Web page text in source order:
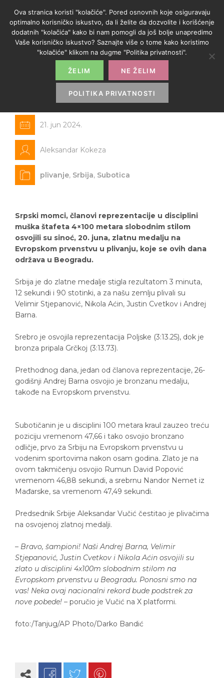
Evropsko zlato i srebro za srpske
21. jun 2024.
Aleksandar Kokeza
plivanje, Srbija, Subotica
Srpski momci, članovi reprezentacije u disciplini
muška štafeta 4×100 metara slobodnim stilom
osvojili su sinoć, 20. juna, zlatnu medalju na
Evropskom prvenstvu u plivanju, koje se ovih dana
održava u Beogradu.
Srbija je do zlatne medalje stigla rezultatom 3 minuta,
12 sekundi i 90 stotinki, a za našu zemlju plivali su
Velimir Stjepanović, Nikola Aćin, Justin Cvetkov i Andrej
Barna.
Srebro je osvojila reprezentacija Poljske (3:13.25), dok je
bronza pripala Grčkoj (3:13.73).
Prethodnog dana, jedan od članova reprezentacije, 26-
godišnji Andrej Barna osvojio je bronzanu medalju,
takođe na Evropskom prvenstvu.
Subotičanin je u disciplini 100 metara kraul zauzeo treću
poziciju vremenom 47,66 i tako osvojio bronzano
odličje, prvo za Srbiju na Evropskom prvenstvu u
vodenim sportovima nakon osam godina. Zlato je na
ovom takmičenju osvojio Rumun David Popović
vremenom 46,88 sekundi, a srebrnu Nandor Nemet iz
Mađarske, sa vremenom 47,49 sekundi.
Predsednik Srbije Aleksandar Vučić čestitao je plivačima
na osvojenoj zlatnoj medalji.
– Bravo, šampioni! Naši Andrej Barna, Velimir
Stjepanović, Justin Cvetkov i Nikola Aćin osvojili su
zlato u disciplini 4x100m slobodnim stilom na
Evropskom prvenstvu u Beogradu. Ponosni smo na
vas! Neka ovaj nacionalni rekord bude podstrek za
nove pobede! – poručio je Vučić na X platformi.
foto:/Tanjug/AP Photo/Darko Bandić
Ova stranica koristi "kolačiće". Pored osnovnih koje osiguravaju
optimalno korisničko iskustvo, da li želite da dozvolite i korišćenje
dodatnih "kolačića" kako bi nam pomogli da još bolje unapredimo
Vaše korisničko iskustvo? Saznajte više o tome kako koristimo
"kolačiće" klikom na dugme "Politika privatnosti".
ŽELIM NE ŽELIM
POLITIKA PRIVATNOSTI